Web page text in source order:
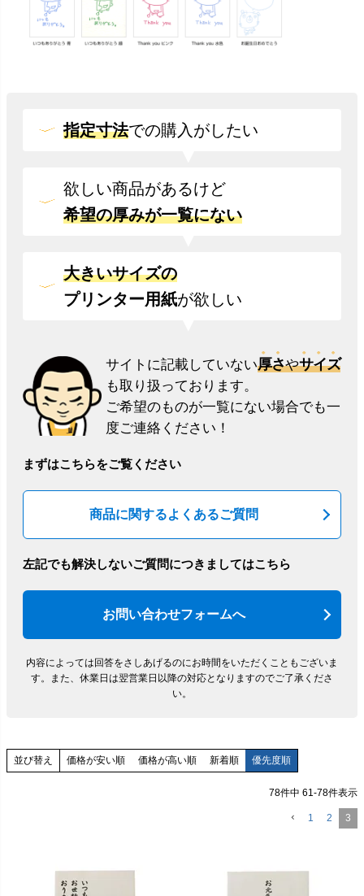
指定寸法での購入がしたい
欲しい商品があるけど
希望の厚みが一覧にない
大きいサイズの
プリンター用紙が欲しい
サイトに記載していない厚さやサイズ
も取り扱っております。
ご希望のものが一覧にない場合でも一
度ご連絡ください！
まずはこちらをご覧ください
商品に関するよくあるご質問
左記でも解決しないご質問につきましてはこちら
お問い合わせフォームへ
内容によっては回答をさしあげるのにお時間をいただくこともございま
す。
また、休業日は翌営業日以降の対応となりますのでご了承くださ
い。
並び替え 価格が安い順 価格が高い順 新着順 優先度順
78件中 61 -78件表示
1 2 3